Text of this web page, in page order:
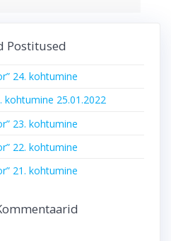
Postitused
24. kohtumine
kohtumine 25.01.2022
23. kohtumine
22. kohtumine
21. kohtumine